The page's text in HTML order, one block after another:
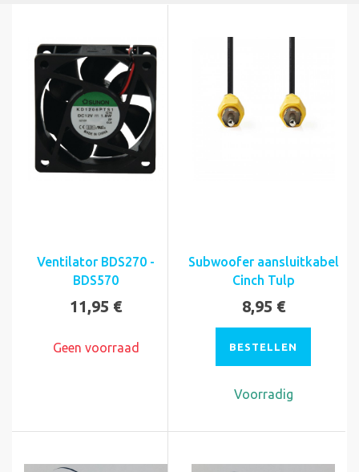
Ventilator BDS270 -
BDS570
11,95 €
Geen voorraad
Subwoofer aansluitkabel
Cinch Tulp
8,95 €
BESTELLEN
Voorradig